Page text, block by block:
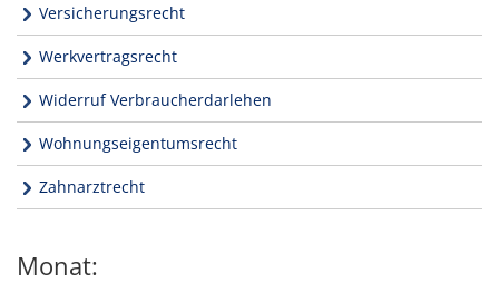
Versicherungsrecht
Werkvertragsrecht
Widerruf Verbraucherdarlehen
Wohnungseigentumsrecht
Zahnarztrecht
Monat: